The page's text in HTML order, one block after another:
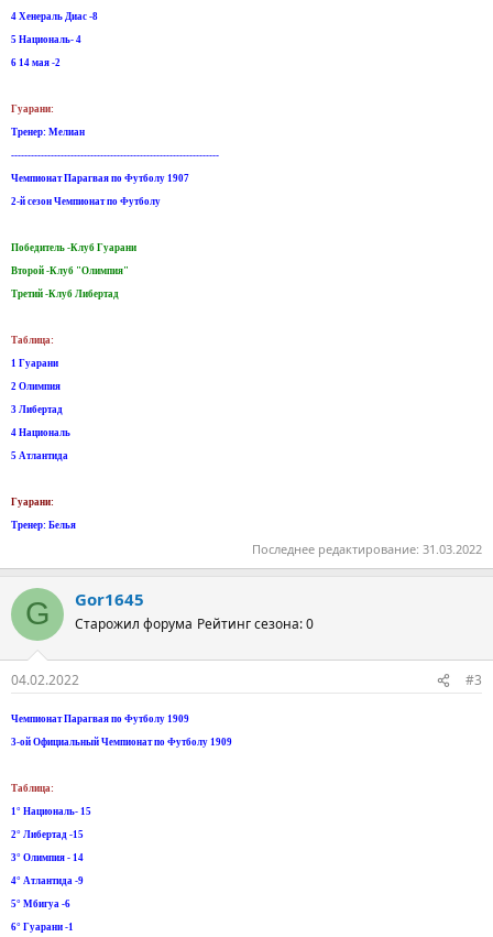
4 Хенераль Диас -8
5 Националь- 4
6 14 мая -2
Гуарани:
Тренер: Мелиан
---------------------------------------------------------------
Чемпионат Парагвая по Футболу 1907
2-й сезон Чемпионат по Футболу
Победитель -Клуб Гуарани
Второй -Клуб "Олимпия"
Третий -Клуб Либертад
Таблица:
1 Гуарани
2 Олимпия
3 Либертад
4 Националь
5 Атлантида
Гуарани:
Тренер: Белья
Последнее редактирование: 31.03.2022
G Gor1645
Старожил форума Рейтинг сезона: 0
04.02.2022 #3
Чемпионат Парагвая по Футболу 1909
3-ой Официальный Чемпионат по Футболу 1909
Таблица:
1° Националь- 15
2° Либертад -15
3° Олимпия - 14
4° Атлантида -9
5° Mбигуа -6
6° Гуарани -1